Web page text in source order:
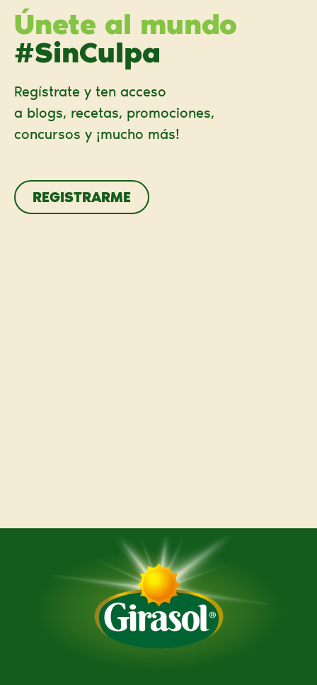
Únete al mundo
#SinCulpa
Regístrate y ten acceso
a blogs, recetas, promociones,
concursos y ¡mucho más!
REGISTRARME